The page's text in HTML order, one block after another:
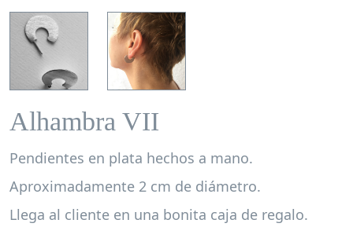
Alhambra VII
Pendientes en plata hechos a mano.
Aproximadamente 2 cm de diámetro.
Llega al cliente en una bonita caja de regalo.